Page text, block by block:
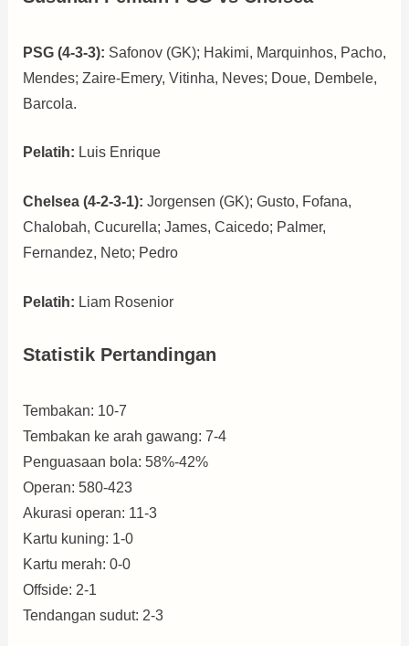
PSG (4-3-3): Safonov (GK); Hakimi, Marquinhos, Pacho,
Mendes; Zaire-Emery, Vitinha, Neves; Doue, Dembele,
Barcola.
Pelatih: Luis Enrique
Chelsea (4-2-3-1): Jorgensen (GK); Gusto, Fofana,
Chalobah, Cucurella; James, Caicedo; Palmer,
Fernandez, Neto; Pedro
Pelatih: Liam Rosenior
Statistik Pertandingan
Tembakan: 10-7
Tembakan ke arah gawang: 7-4
Penguasaan bola: 58%-42%
Operan: 580-423
Akurasi operan: 11-3
Kartu kuning: 1-0
Kartu merah: 0-0
Offside: 2-1
Tendangan sudut: 2-3